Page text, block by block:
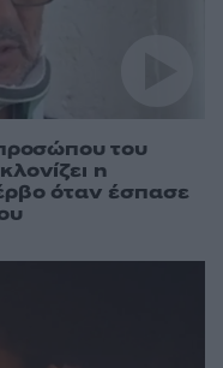
του
η
όταν έσπασε